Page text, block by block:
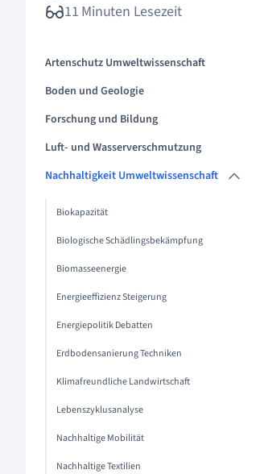
11 Minuten Lesezeit
Artenschutz Umweltwissenschaft
Boden und Geologie
Forschung und Bildung
Luft- und Wasserverschmutzung
Nachhaltigkeit Umweltwissenschaft
Biokapazität
Biologische Schädlingsbekämpfung
Biomasseenergie
Energieeffizienz Steigerung
Energiepolitik Debatten
Erdbodensanierung Techniken
Klimafreundliche Landwirtschaft
Lebenszyklusanalyse
Nachhaltige Mobilität
Nachhaltige Textilien